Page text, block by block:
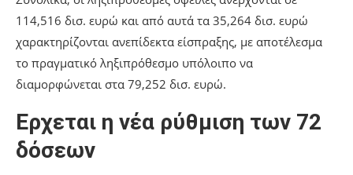
114,516 δισ. ευρώ και από αυτά τα 35,264 δισ. ευρώ
χαρακτηρίζονται ανεπίδεκτα είσπραξης, με αποτέλεσμα
το πραγματικό ληξιπρόθεσμο υπόλοιπο να
διαμορφώνεται στα 79,252 δισ. ευρώ.
Ερχεται η νέα ρύθμιση των 72
δόσεων